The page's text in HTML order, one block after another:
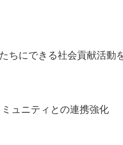
ちにできる社会貢献活動
ュニティとの連携強化